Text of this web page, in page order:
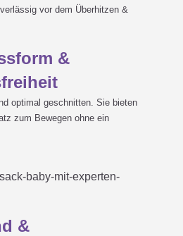
vor dem Überhitzen &
&
optimal geschnitten. Sie bieten
zum Bewegen ohne ein
&